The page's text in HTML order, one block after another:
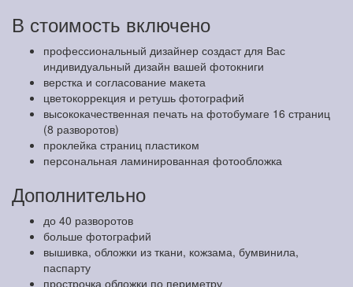
В стоимость включено
профессиональный дизайнер создаст для Вас
индивидуальный дизайн вашей фотокниги
верстка и согласование макета
цветокоррекция и ретушь фотографий
высококачественная печать на фотобумаге 16 страниц
(8 разворотов)
проклейка страниц пластиком
персональная ламинированная фотообложка
Дополнительно
до 40 разворотов
больше фотографий
вышивка, обложки из ткани, кожзама, бумвинила,
паспарту
прострочка обложки по периметру